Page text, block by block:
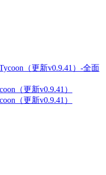
（更新v0.9.41）
（更新v0.9.41）